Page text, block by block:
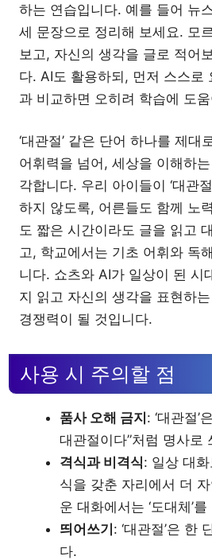
하는 연습입니다. 예를 들어 뉴
세 문장으로 정리해 보세요. 모
보고, 자신의 생각을 글로 적어
다. AI도 활용하되, 먼저 스스로
과 비교하면 오히려 학습에 도
‘대관절’ 같은 단어 하나를 제대
어휘력을 넘어, 세상을 이해하
각합니다. 우리 아이들이 ‘대관절
하지 않도록, 어른들도 함께 노
도 짧은 시간이라도 글을 읽고
고, 학교에서는 기초 어휘와 독
니다. 쇼츠와 AI가 일상이 된 시
지 읽고 자신의 생각을 표현하
경쟁력이 될 것입니다.
사용 시 주의할 점
품사 오해 금지 : ‘대관절’
대관절이다”처럼 명사로
격식과 비격식: 일상 대
식을 갖춘 자리에서 더
운 대화에서는 ‘도대체’
띄어쓰기 : ‘대관절’은 한
다.